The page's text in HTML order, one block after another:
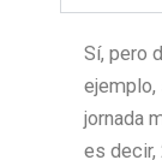
Sí, pero
ejemplo,
jornada
es decir,